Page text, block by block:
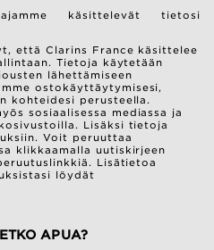
käsittelevät tietosi
että Clarins France käsittelee
Tietoja käytetään
lähettämiseen
ostokäyttäytymisesi,
kohteidesi perusteella.
sosiaalisessa mediassa ja
Lisäksi tietoja
Voit peruuttaa
klikkaamalla uutiskirjeen
Lisätietoa
löydät
APUA?